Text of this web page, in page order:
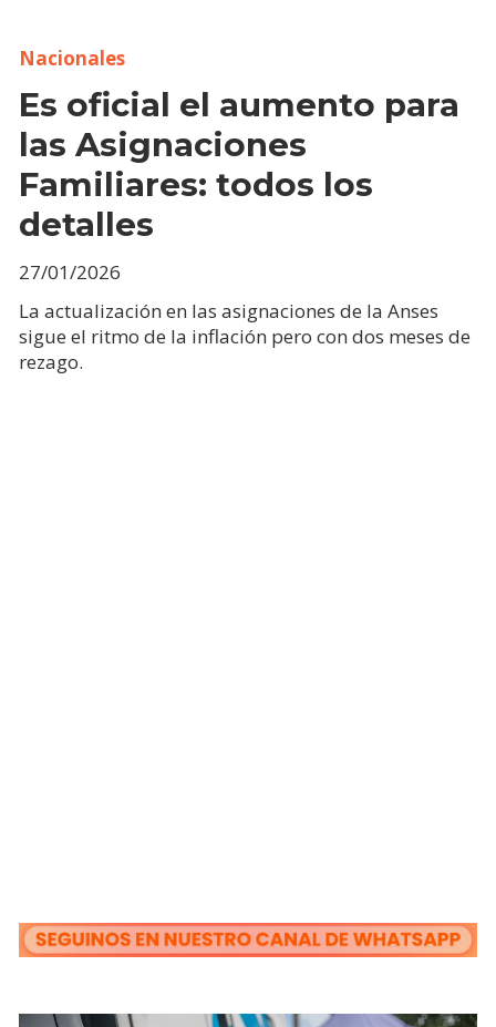
Es oficial el aumento para
las Asignaciones
Familiares: todos los
detalles
La actualización en las asignaciones de la Anses
sigue el ritmo de la inflación pero con dos meses de
rezago.
Nacionales
27/01/2026